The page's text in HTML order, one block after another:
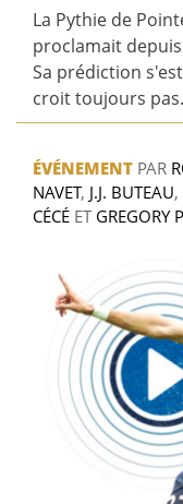
La Pythie de
proclamait
Sa prédiction
croit toujours pas.
ÉVÉNEMENT PAR
NAVET, J.J. BUTEAU,
CÉCÉ ET GREGORY